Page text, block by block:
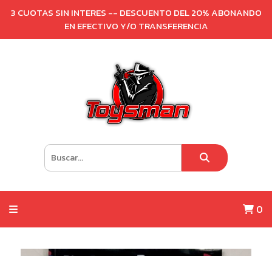
3 CUOTAS SIN INTERES -- DESCUENTO DEL 20% ABONANDO
EN EFECTIVO Y/O TRANSFERENCIA
0